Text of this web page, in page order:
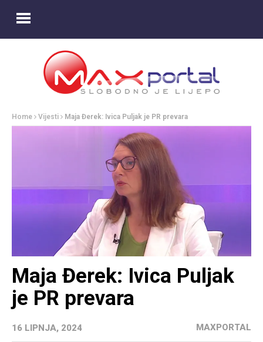
Home Vijesti Maja Đerek: Ivica Puljak je PR prevara
Maja Đerek: Ivica Puljak
je PR prevara
16 LIPNJA, 2024 MAXPORTAL